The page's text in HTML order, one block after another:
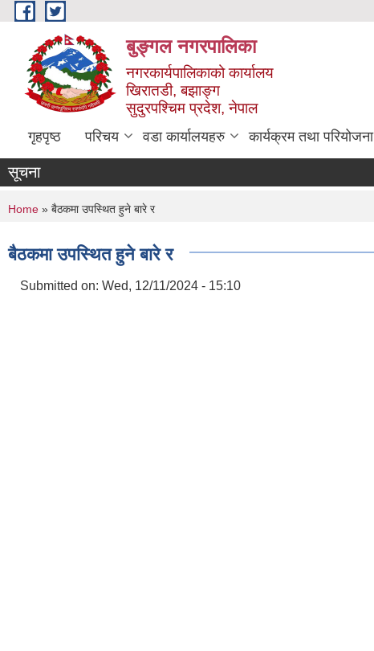
Skip to main content
बुङ्गल नगरपालिका
नगरकार्यपालिकाको कार्यालय
खिरातडी, बझाङ्ग
सुदुरपश्चिम प्रदेश, नेपाल
गृहपृष्ठ परिचय वडा कार्यालयहरु कार्यक्रम तथा परियोजना
सूचना
You are here
Home » बैठकमा उपस्थित हुने बारे र
बैठकमा उपस्थित हुने बारे र
Submitted on: Wed, 12/11/2024 - 15:10